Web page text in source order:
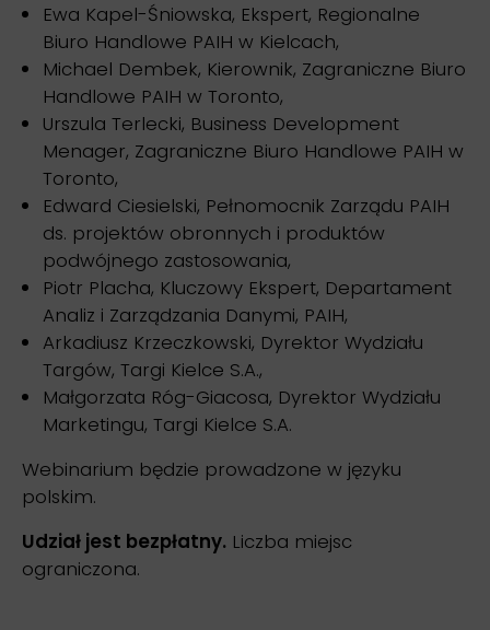
Ewa Kapel-Śniowska, Ekspert, Regionalne
Biuro Handlowe PAIH w Kielcach,
Michael Dembek, Kierownik, Zagraniczne Biuro
Handlowe PAIH w Toronto,
Urszula Terlecki, Business Development
Menager, Zagraniczne Biuro Handlowe PAIH w
Toronto,
Edward Ciesielski, Pełnomocnik Zarządu PAIH
ds. projektów obronnych i produktów
podwójnego zastosowania,
Piotr Placha, Kluczowy Ekspert, Departament
Analiz i Zarządzania Danymi, PAIH,
Arkadiusz Krzeczkowski, Dyrektor Wydziału
Targów, Targi Kielce S.A.,
Małgorzata Róg-Giacosa, Dyrektor Wydziału
Marketingu, Targi Kielce S.A.
Webinarium będzie prowadzone w języku
polskim.
Udział jest bezpłatny. Liczba miejsc
ograniczona.